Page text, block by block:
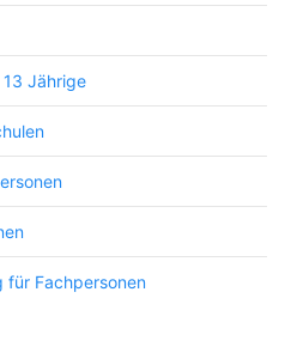
13 Jährige
für Fachpersonen